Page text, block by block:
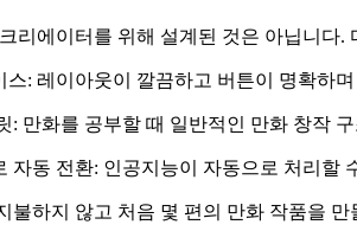
리에이터를 위해 설계된 것은 아닙니다
스: 레이아웃이 깔끔하고 버튼이 명확하
: 만화를 공부할 때 일반적인 만화 창작
자동 전환: 인공지능이 자동으로 처리할
불하지 않고 처음 몇 편의 만화 작품을 만